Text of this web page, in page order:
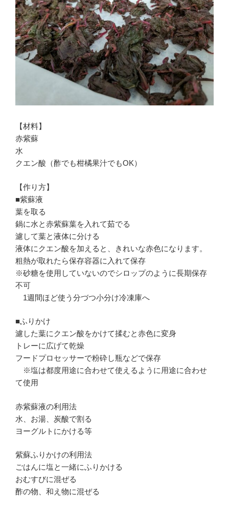
【材料】
赤紫蘇
水
クエン酸（酢でも柑橘果汁でもOK）
【作り方】
■紫蘇液
葉を取る
鍋に水と赤紫蘇葉を入れて茹でる
濾して葉と液体に分ける
液体にクエン酸を加えると、きれいな赤色になります。
粗熱が取れたら保存容器に入れて保存
※砂糖を使用していないのでシロップのように長期保存
不可
1週間ほど使う分づつ小分け冷凍庫へ
■ふりかけ
濾した葉にクエン酸をかけて揉むと赤色に変身
トレーに広げて乾燥
フードプロセッサーで粉砕し瓶などで保存
※塩は都度用途に合わせて使えるように用途に合わせ
て使用
赤紫蘇液の利用法
水、お湯、炭酸で割る
ヨーグルトにかける等
紫蘇ふりかけの利用法
ごはんに塩と一緒にふりかける
おむすびに混ぜる
酢の物、和え物に混ぜる